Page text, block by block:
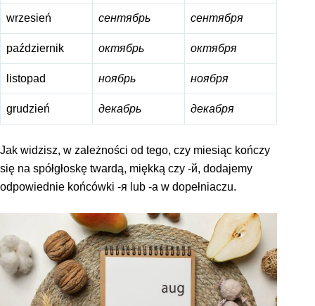
wrzesień сентябрь сентября
październik октябрь октября
listopad ноябрь ноября
grudzień декабрь декабря
Jak widzisz, w zależności od tego, czy miesiąc kończy
się na spółgłoskę twardą, miękką czy -й, dodajemy
odpowiednie końcówki -я lub -а w dopełniaczu.